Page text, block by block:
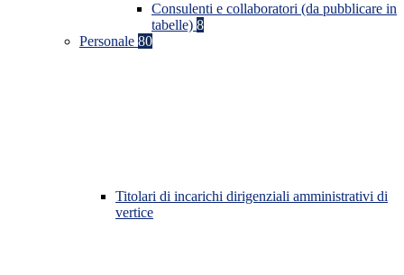
Consulenti e collaboratori (da pubblicare in
tabelle) 8
Personale 80
Titolari di incarichi dirigenziali amministrativi di
vertice